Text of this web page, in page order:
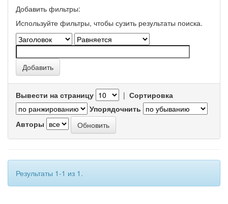
Добавить фильтры:
Используйте фильтры, чтобы сузить результаты поиска.
Вывести на страницу | Сортировка
Упорядочнить
Авторы
Результаты 1-1 из 1.